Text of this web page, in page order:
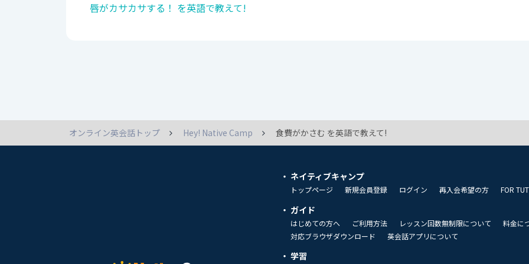
唇がカサカサする！ を英語で教えて!
オンライン英会話トップ Hey! Native Camp 食費がかさむ を英語で教えて!
ネイティブキャンプ
トップページ 新規会員登録 ログイン 再入会希望の方 FOR
ガイド
はじめての方へ ご利用方法 レッスン回数無制限について 料金に
対応ブラウザダウンロード
英会話アプリについて
学習